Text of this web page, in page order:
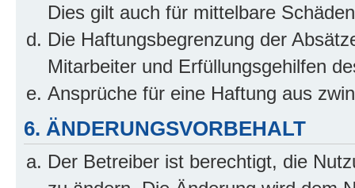
Dies gilt auch für mittelbare
Die Haftungsbegrenzung der
Mitarbeiter und Erfüllungsgehilfen
Ansprüche für eine Haftung aus
6. ÄNDERUNGSVORBEHALT
Der Betreiber ist berechtigt, die